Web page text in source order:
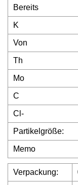
Bereits
K
Von
Th
Mo
C
Cl-
Partikelgröße:
Memo
Verpackung: